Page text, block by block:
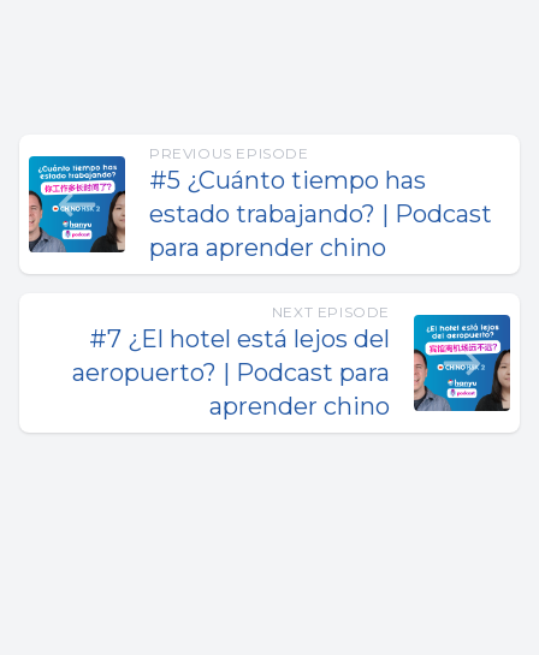
PREVIOUS EPISODE
#5 ¿Cuánto tiempo has
estado trabajando? | Podcast
para aprender chino
NEXT EPISODE
#7 ¿El hotel está lejos del
aeropuerto? | Podcast para
aprender chino